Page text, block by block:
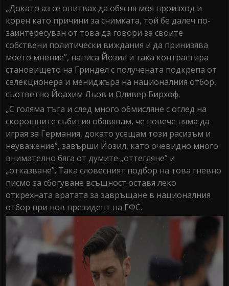
„Докато аз се опитвах да обясня моя произход и
корен като причини за снимката, той бе далеч по-
заинтересуван от това да говори за своите
собствени политически виждания и да принизява
моето мнение”, написа Йозил и така контрастира
становището на Гриндел с получената подкрепа от
селекционера и мениджъра на националния отбор,
съответно Йоахим Льов и Оливер Бирхоф.
„С голяма тъга и след много обмисляне с оглед на
скорошните събития обявявам, че повече няма да
играя за Германия, докато усещам този расизъм и
неуважение”, завърши Йозил, като очевидно много
внимателно бяга от думите „оттегляне” и
„отказване”. Така словесният подбор на това гневно
писмо за сбогуване всъщност оставя леко
открехната вратата за завръщане в националния
отбор при нов президент на ГФС.